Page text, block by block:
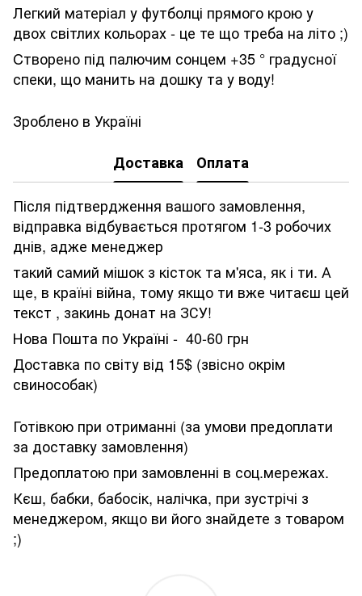
Легкий матеріал у футболці прямого крою у
двох світлих кольорах - це те що треба на літо ;)
Cтворено під палючим сонцем +35 ° градусної
спеки, що манить на дошку та у воду!
Зроблено в Україні
Доставка Оплата
Після підтвердження вашого замовлення,
відправка відбувається протягом 1-3 робочих
днів, адже менеджер
такий самий мішок з кісток та м'яса, як і ти. А
ще, в країні війна, тому якщо ти вже читаєш цей
текст , закинь донат на ЗСУ!
Нова Пошта по Україні - 40-60 грн
Доставка по світу від 15$ (звісно окрім
свинособак)
Готівкою при отриманні (за умови предоплати
за доставку замовлення)
Предоплатою при замовленні в соц.мережах.
Кєш, бабки, бабосік, налічка, при зустрічі з
менеджером, якщо ви його знайдете з товаром
;)